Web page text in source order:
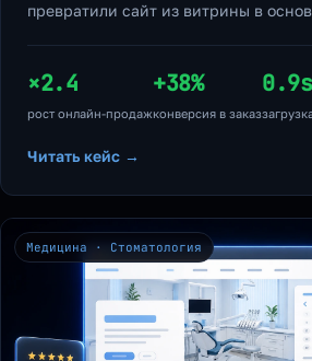
превратили сайт из витрины в
×2.4
рост онлайн-продаж
+38%
конверсия в заказ
0.9s
Читать кейс →
Медицина · Стоматология